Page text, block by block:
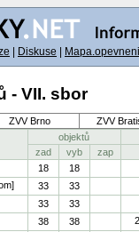
Diskuse
- VII. sbor
ZVV Brno ZVV
objektů
zad
vyb zap
18 18
33 33
33 33
38 38